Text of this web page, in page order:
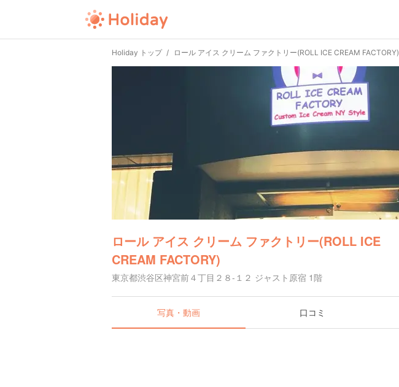
Holiday トップ ロール アイス クリーム ファクトリー(ROLL ICE CREAM FACTORY)
ロール アイス クリーム ファクトリー(ROLL ICE
CREAM FACTORY)
東京都渋谷区神宮前４丁目２８-１２ ジャスト原宿 1階
写真・動画 口コミ